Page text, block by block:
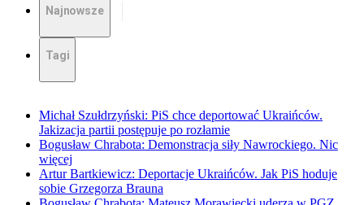
Najnowsze
Tagi
Michał Szułdrzyński: PiS chce deportować Ukraińców.
Jakizacja partii postępuje po rozłamie
Bogusław Chrabota: Demonstracja siły Nawrockiego. Nic
więcej
Artur Bartkiewicz: Deportacje Ukraińców. Jak PiS hoduje
sobie Grzegorza Brauna